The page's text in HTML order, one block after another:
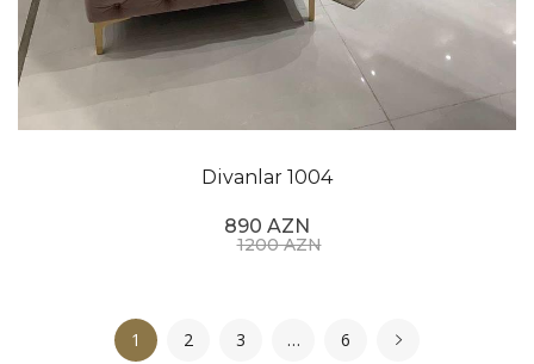
Divanlar 1004
890 AZN
1200 AZN
1 2 3 … 6